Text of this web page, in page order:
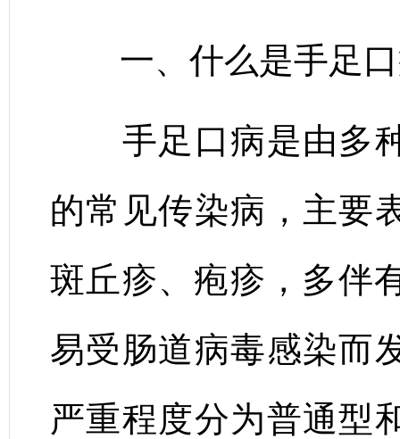
一、什么是手足口
手足口病是由多种
的常见传染病，主要
斑丘疹、疱疹，多伴
易受肠道病毒感染而
严重程度分为普通型